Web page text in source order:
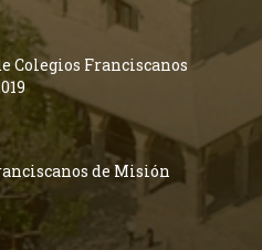
Colegios Franciscanos
de Misión